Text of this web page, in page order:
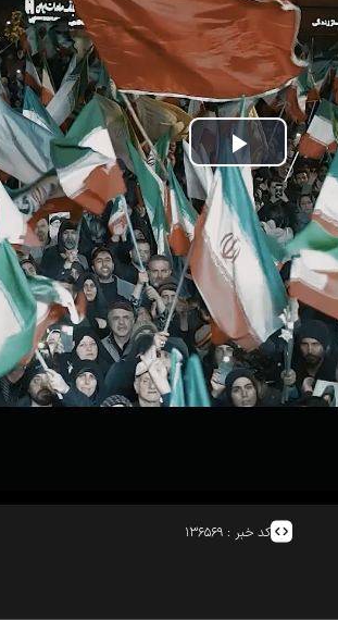
Play
Video
کد خبر : ۱۳۶۵۶۹